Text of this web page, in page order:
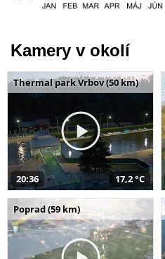
Kamery v okolí
Thermal park Vrbov (50 km)
20:36 17,2 °C
Poprad (59 km)